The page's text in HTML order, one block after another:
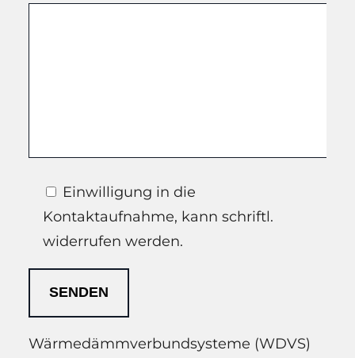
Einwilligung in die
Kontaktaufnahme, kann schriftl.
widerrufen werden.
Wärmedämmverbundsysteme (WDVS)